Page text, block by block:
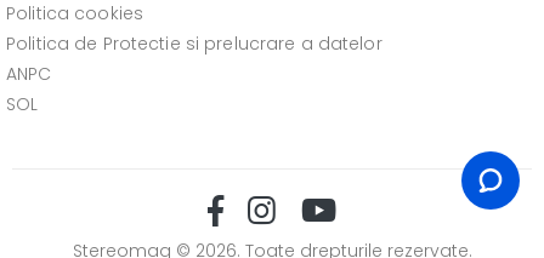
Politica cookies
Politica de Protectie si prelucrare a datelor
ANPC
SOL
Stereomag © 2026. Toate drepturile rezervate.